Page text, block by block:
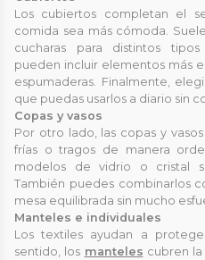
Los cubiertos completan el
comida sea más cómoda.
cucharas para distintos
pueden incluir elementos más
espumaderas. Finalmente,
que puedas usarlos a diario sin
Copas y vasos
Por otro lado, las copas y
frías o tragos de manera
modelos de vidrio o cristal
También puedes combinarlos
mesa equilibrada sin mucho
Manteles e individuales
Los textiles ayudan a
sentido, los manteles cubren